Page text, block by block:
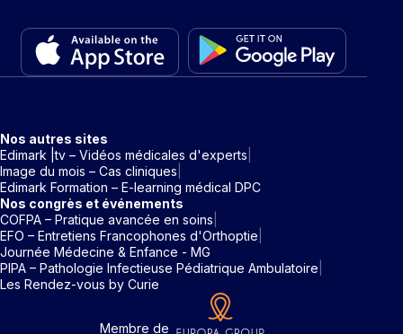
Nos autres sites
Edimark |tv – Vidéos médicales d'experts
Image du mois – Cas cliniques
Edimark Formation – E-learning médical DPC
Nos congrès et événements
COFPA – Pratique avancée en soins
EFO – Entretiens Francophones d'Orthoptie
Journée Médecine & Enfance - MG
PIPA – Pathologie Infectieuse Pédiatrique Ambulatoire
Les Rendez-vous by Curie
Membre de